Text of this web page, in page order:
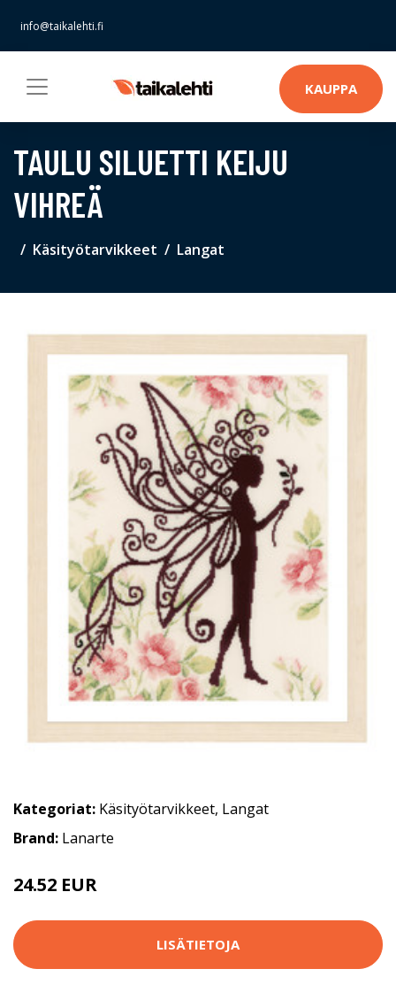
info@taikalehti.fi
KAUPPA
TAULU SILUETTI KEIJU
VIHREÄ
Käsityötarvikkeet Langat
Kategoriat: Käsityötarvikkeet, Langat
Brand: Lanarte
24.52 EUR
LISÄTIETOJA